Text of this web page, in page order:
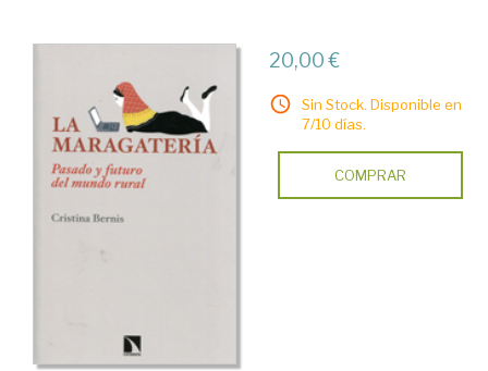
20,00 €
Sin Stock. Disponible en
7/10 días.
COMPRAR